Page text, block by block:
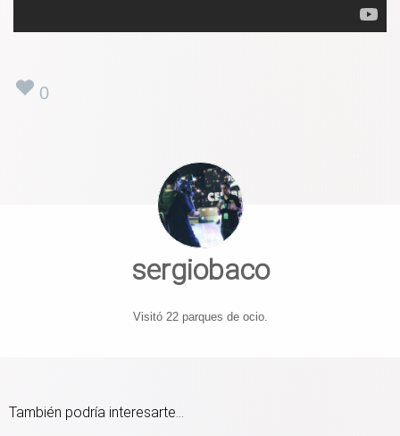
0
sergiobaco
Visitó 22 parques de ocio.
También podría interesarte...